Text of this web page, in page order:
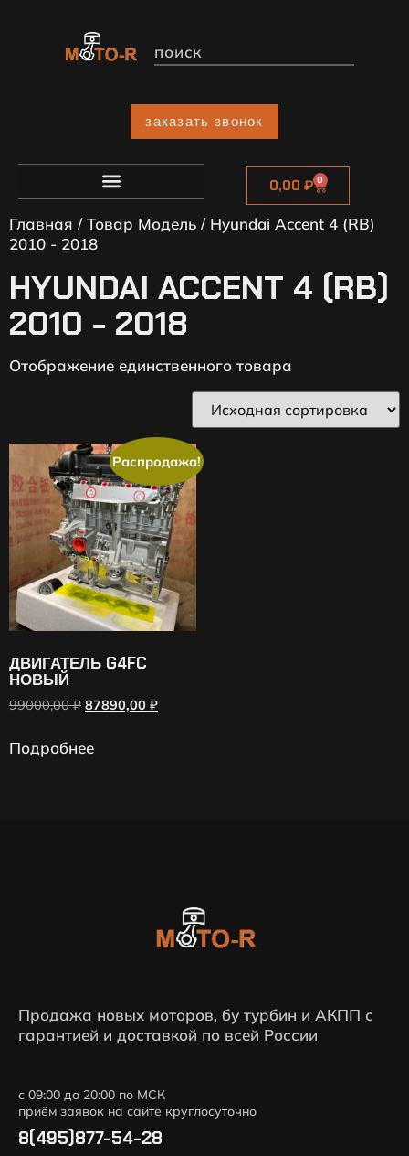
заказать звонок
0,00 ₽ 0
Главная / Товар Модель / Hyundai Accent 4 (RB)
2010 - 2018
HYUNDAI ACCENT 4 (RB)
2010 - 2018
Отображение единственного товара
Распродажа!
ДВИГАТЕЛЬ G4FC
НОВЫЙ
99000,00₽ 87890,00 ₽
Подробнее
Продажа новых моторов, бу турбин и АКПП с
гарантией и доставкой по всей России
с 09:00 до 20:00 по МСК
приём заявок на сайте круглосуточно
8(495)877-54-28